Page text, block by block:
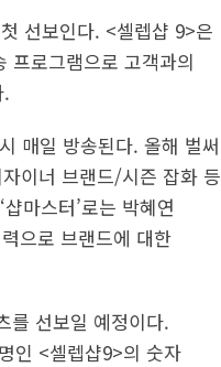
선보인다. <셀렙샵 9>은
프로그램으로 고객과의
매일 방송된다. 올해 벌써
이너 브랜드/시즌 잡화 등
마스터’로는 박혜연
으로 브랜드에 대한
를 선보일 예정이다.
인 <셀렙샵9>의 숫자